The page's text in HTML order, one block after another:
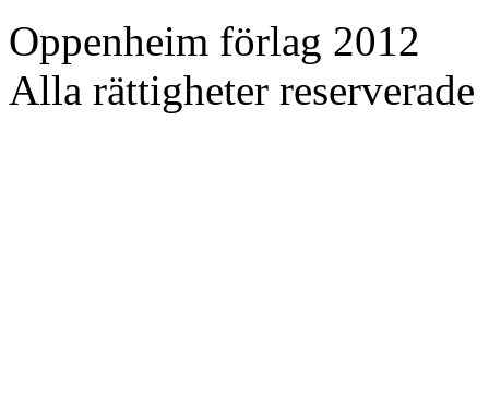
Oppenheim förlag 2012
Alla rättigheter reserverade